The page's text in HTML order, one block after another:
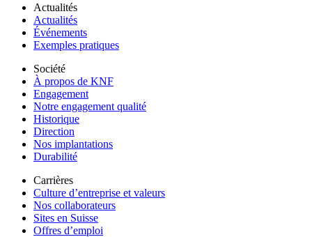
Actualités
Actualités
Événements
Exemples pratiques
Société
À propos de KNF
Engagement
Notre engagement qualité
Historique
Direction
Nos implantations
Durabilité
Carrières
Culture d’entreprise et valeurs
Nos collaborateurs
Sites en Suisse
Offres d’emploi